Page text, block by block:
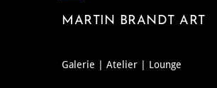
MARTIN BRANDT ART
Galerie | Atelier | Lounge